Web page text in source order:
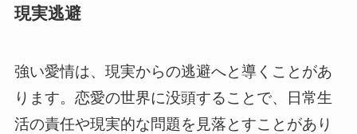
現実逃避
強い愛情は、現実からの逃避へと導くことがあ
ります。恋愛の世界に没頭することで、日常生
活の責任や現実的な問題を見落とすことがあり